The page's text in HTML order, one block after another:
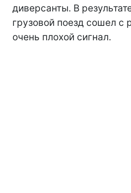
диверсанты. В
грузовой поезд сошел с
очень плохой сигнал.